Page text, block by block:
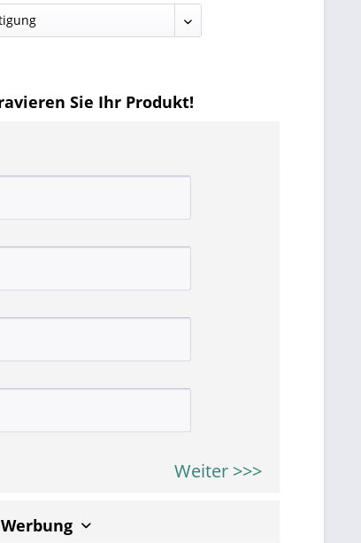
Sie Ihr Produkt!
Weiter >>>